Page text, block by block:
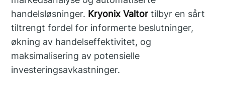
handelsløsninger. Kryonix Valtor tilbyr en sårt
tiltrengt fordel for informerte beslutninger,
økning av handelseffektivitet, og
maksimalisering av potensielle
investeringsavkastninger.